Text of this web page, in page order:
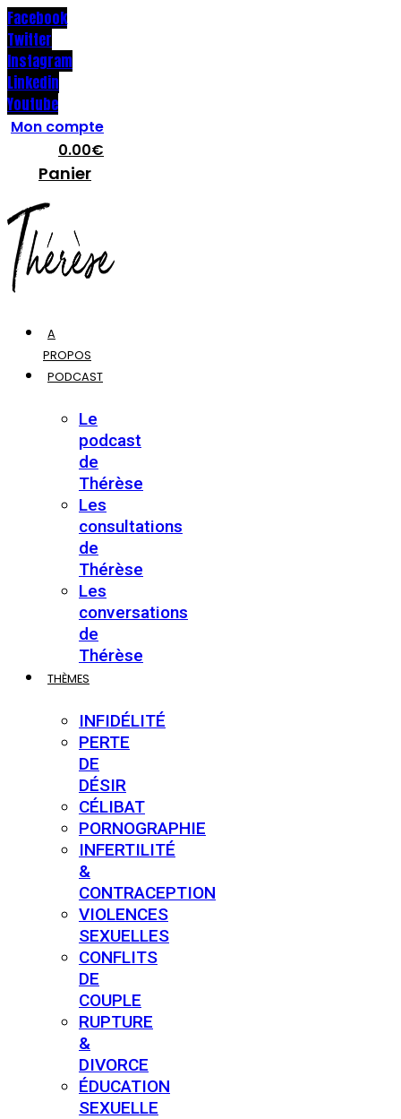
Facebook
Twitter
Instagram
Linkedin
Youtube
Mon compte
0.00€
Panier
A
PROPOS
PODCAST
Le
podcast
de
Thérèse
Les
consultations
de
Thérèse
Les
conversations
de
Thérèse
THÈMES
INFIDÉLITÉ
PERTE
DE
DÉSIR
CÉLIBAT
PORNOGRAPHIE
INFERTILITÉ
&
CONTRACEPTION
VIOLENCES
SEXUELLES
CONFLITS
DE
COUPLE
RUPTURE
&
DIVORCE
ÉDUCATION
SEXUELLE